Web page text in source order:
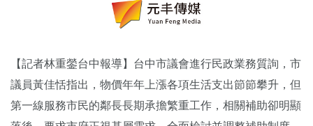
【記者林重鎣台中報導】台中市議會進行民政業務質詢，市
議員黃佳恬指出，物價年年上漲各項生活支出節節攀升，但
第一線服務市民的鄰長長期承擔繁重工作，相關補助卻明顯